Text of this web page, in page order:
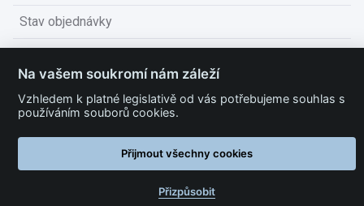
Stav objednávky
Ochrana osobních údajů
Na vašem soukromí nám záleží
Vzhledem k platné legislativě od vás potřebujeme souhlas s
používáním souborů cookies.
Přijmout všechny cookies
Přizpůsobit